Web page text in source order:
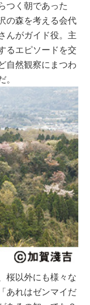
つく朝であった
の森を考える会代
んがガイド役。主
るエピソードを交
自然観察にまつわ
。
桜以外にも様々な
あれはゼンマイだ